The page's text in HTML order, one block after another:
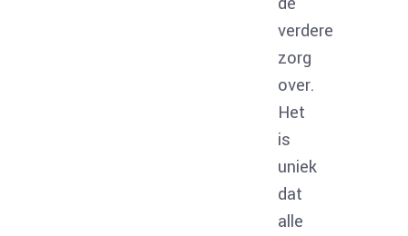
verdere
zorg
over.
Het
is
uniek
dat
alle